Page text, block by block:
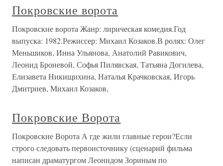
Покровские ворота
Покровские ворота Жанр: лирическая комедия.Год
выпуска: 1982.Режиссер: Михаил Козаков.В ролях: Олег
Меньшиков, Инна Ульянова, Анатолий Равикович,
Леонид Броневой, Софья Пилявская, Татьяна Догилева,
Елизавета Никищихина, Наталья Крачковская, Игорь
Дмитриев, Михаил Козаков,
Покровские Ворота
Покровские Ворота А где жили главные герои?Если
строго следовать первоисточнику (сценарий фильма
написан драматургом Леонидом Зориным по